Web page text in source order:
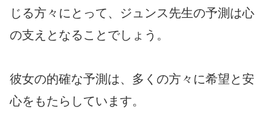
じる方々にとって、ジュンス先生の予測は心
の支えとなることでしょう。
彼女の的確な予測は、多くの方々に希望と安
心をもたらしています。